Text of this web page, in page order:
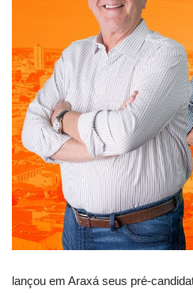
lançou em Araxá seus pré-